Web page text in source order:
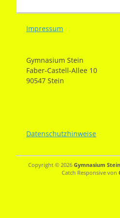
Impressum
Gymnasium Stein
Faber-Castell-Allee 10
90547 Stein
Datenschutzhinweise
Copyright © 2026 Gymnasium Stein
Catch Responsive von